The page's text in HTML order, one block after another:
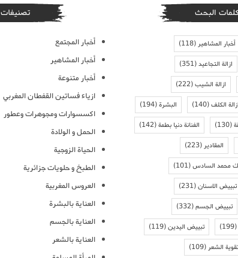
البحث
أخبار المشاهير(118)
ازالة التجاعيد(351)
ازالة الشيب(222)
ازالة الكلف(140) البشرة(194)
(130) الفنانة دنيا بطمة(142)
المقادير(223)
محمد السادس(101)
تبييض الاسنان(231)
تبييض الجسم(332)
تبييض اليدين(119)
تقوية الشعر(109)
تصنيفات
أخبار المجتمع
أخبار المشاهير
أخبار متنوعة
ازياء فساتين القفطان المغربي
اكسسوارات ومجوهرات وعطور
الحمل و الولادة
الحياة الزوجية
الطبخ و حلويات جزائرية
العروس المغربية
العناية بالبشرة
العناية بالجسم
العناية بالشعر